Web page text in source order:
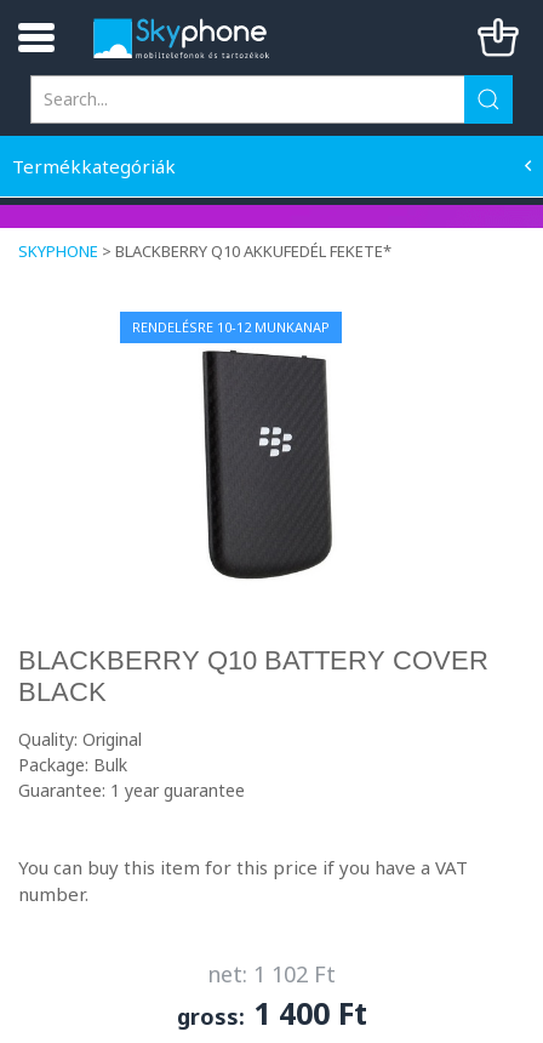
Termékkategóriák
SKYPHONE > BLACKBERRY Q10 AKKUFEDÉL FEKETE*
RENDELÉSRE 10-12 MUNKANAP
BLACKBERRY Q10 BATTERY COVER
BLACK
Quality: Original
Package: Bulk
Guarantee: 1 year guarantee
You can buy this item for this price if you have a VAT
number.
net: 1 102 Ft
gross: 1 400 Ft